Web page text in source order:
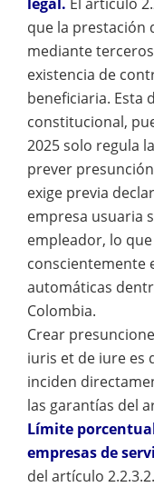
que la prestación
mediante
existencia de
beneficiaria. Esta
constitucional,
2025 solo regula
prever
exige previa
empresa usuaria
empleador, lo
conscientemente
automáticas
Colombia.
Crear
iuris et de iure es
inciden
las garantías del
Límite
empresas de
del artículo